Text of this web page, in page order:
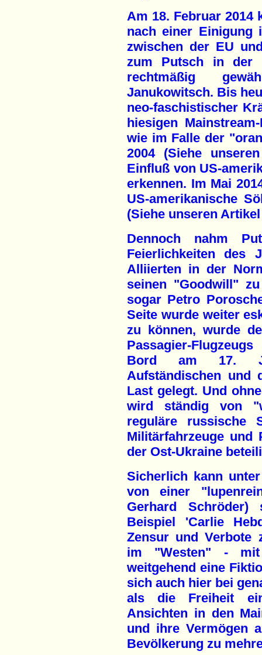
Am 18. Februar 2014
nach einer Einigung
zwischen der EU
zum Putsch in der
rechtmäßig
Janukowitsch. Bis
neo-faschistischer
hiesigen
wie im Falle der
2004 (Siehe
Einfluß von US-
erkennen. Im Mai
US-amerikanische
(Siehe unseren Artikel
Dennoch nahm
Feierlichkeiten des
Alliierten in der
seinen "Goodwill"
sogar Petro
Seite wurde weiter
zu können, wurde
Passagier-
Bord am 17.
Aufständischen und
Last gelegt. Und
wird ständig von
reguläre russische
Militärfahrzeuge und
der Ost-Ukraine
Sicherlich kann
von einer
Gerhard
Beispiel 'Carlie
Zensur und Verbote
im "Westen" -
weitgehend eine
sich auch hier bei
als die Freiheit
Ansichten in den
und ihre Vermögen
Bevölkerung zu